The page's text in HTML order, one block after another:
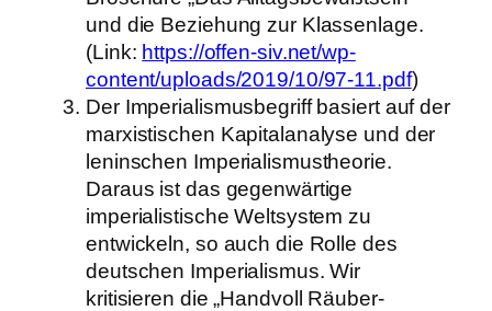
und die Beziehung zur Klassenlage.
(Link: https://offen-siv.net/wp-
content/uploads/2019/10/97-11.pdf)
Der Imperialismusbegriff basiert auf der
marxistischen Kapitalanalyse und der
leninschen Imperialismustheorie.
Daraus ist das gegenwärtige
imperialistische Weltsystem zu
entwickeln, so auch die Rolle des
deutschen Imperialismus. Wir
kritisieren die „Handvoll Räuber-